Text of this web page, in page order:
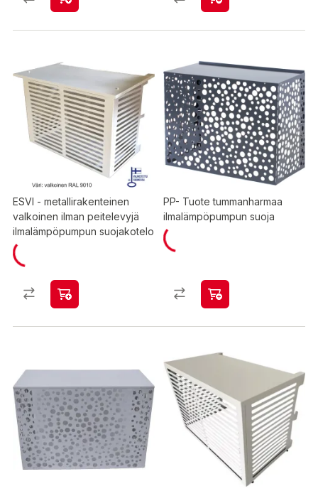
ESVI - metallirakenteinen
valkoinen ilman peitelevyjä
ilmalämpöpumpun suojakotelo
PP- Tuote tummanharmaa
ilmalämpöpumpun suoja